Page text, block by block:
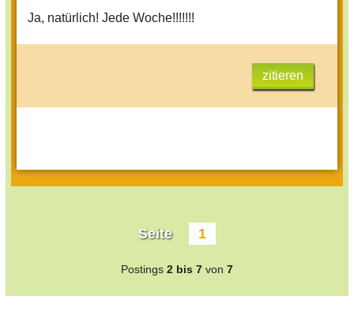
Ja, natürlich! Jede Woche!!!!!!!
zitieren
Seite 1
Postings 2 bis 7 von 7